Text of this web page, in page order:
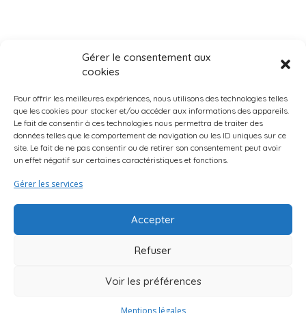
Gérer le consentement aux
cookies
Pour offrir les meilleures expériences, nous utilisons des technologies telles
que les cookies pour stocker et/ou accéder aux informations des appareils.
Le fait de consentir à ces technologies nous permettra de traiter des
données telles que le comportement de navigation ou les ID uniques sur ce
site. Le fait de ne pas consentir ou de retirer son consentement peut avoir
un effet négatif sur certaines caractéristiques et fonctions.
Gérer les services
Accepter
Refuser
Voir les préférences
Mentions légales
Page d’accueil Qui Sommes-Nous ?
Mentions légales
Suggestions d’activités
Curio Endroits & Histoires